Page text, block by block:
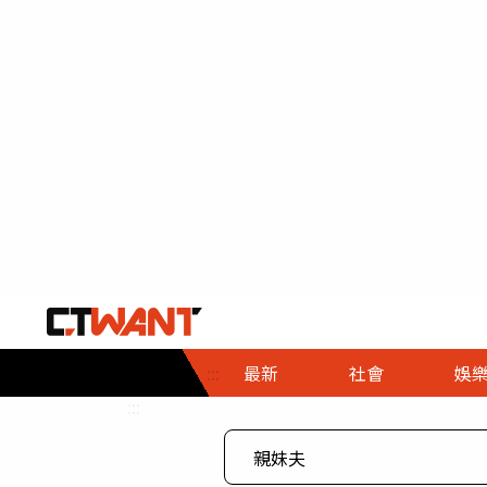
::: 最新 社會
社會首頁
時事
娛樂
娛樂首頁
即時
專題
財經首頁
熱線
３Ｃ
政